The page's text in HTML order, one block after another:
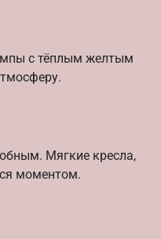
с тёплым желтым
Мягкие кресла,
моментом.